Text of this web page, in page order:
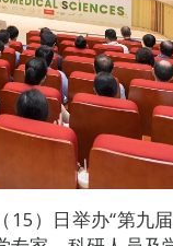
）日举办“第九